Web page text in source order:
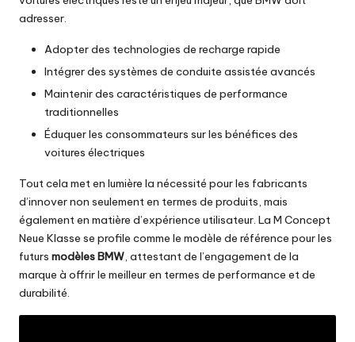
adresser.
Adopter des technologies de recharge rapide
Intégrer des systèmes de conduite assistée avancés
Maintenir des caractéristiques de performance
traditionnelles
Éduquer les consommateurs sur les bénéfices des
voitures électriques
Tout cela met en lumière la nécessité pour les fabricants
d’innover non seulement en termes de produits, mais
également en matière d’expérience utilisateur. La M Concept
Neue Klasse se profile comme le modèle de référence pour les
futurs modèles BMW, attestant de l’engagement de la
marque à offrir le meilleur en termes de performance et de
durabilité.